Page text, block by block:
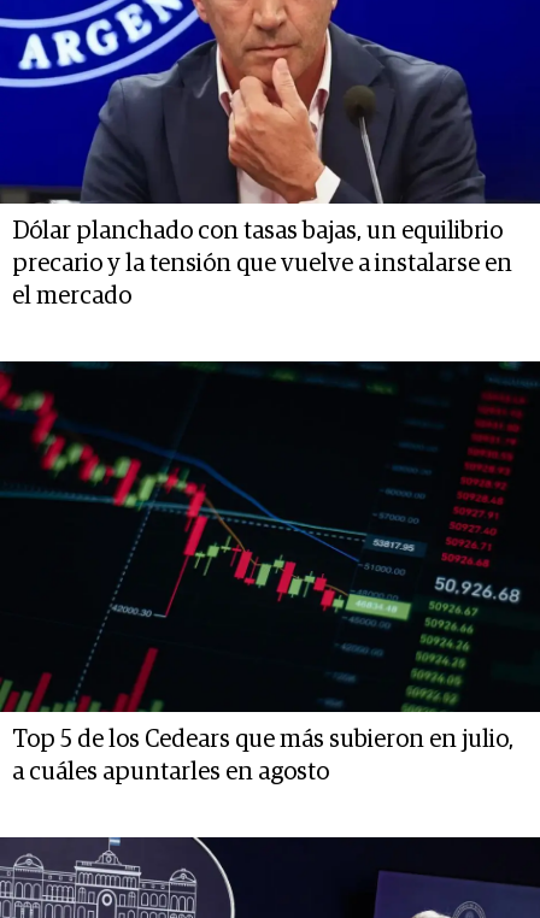
Dólar planchado con tasas bajas, un equilibrio
precario y la tensión que vuelve a instalarse en
el mercado
Top 5 de los Cedears que más subieron en julio,
a cuáles apuntarles en agosto